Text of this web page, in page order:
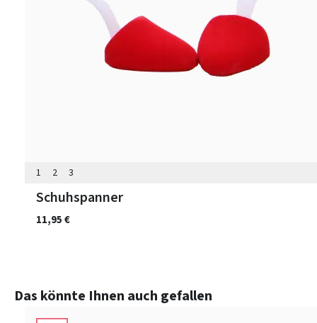
1 2 3
Schuhspanner
11,95 €
Produktgalerie überspringen
Das könnte Ihnen auch gefallen